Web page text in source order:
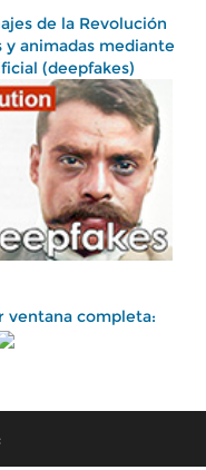
de la Revolución
y animadas mediante
(deepfakes)
ventana completa: